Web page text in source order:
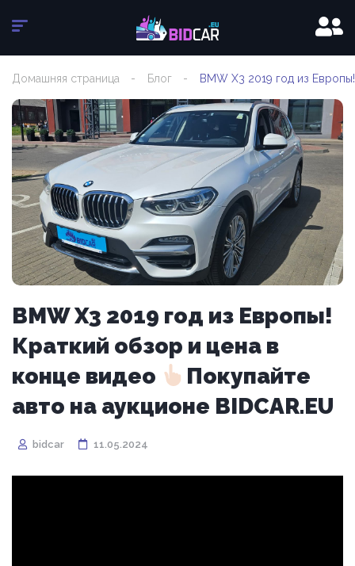
Домашняя страница Блог BMW X3 2019 год из
BMW X3 2019 год из Европы!
Краткий обзор и цена в
конце видео
Покупайте
авто на аукционе BIDCAR.EU
bidcar 11.05.2024